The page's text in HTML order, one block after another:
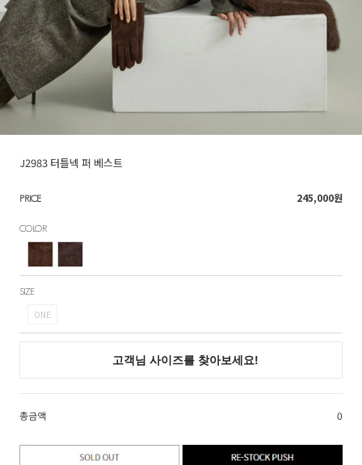
J2983 터틀넥 퍼 베스트
PRICE 245,000원
COLOR
SIZE
ONE
총금액 0